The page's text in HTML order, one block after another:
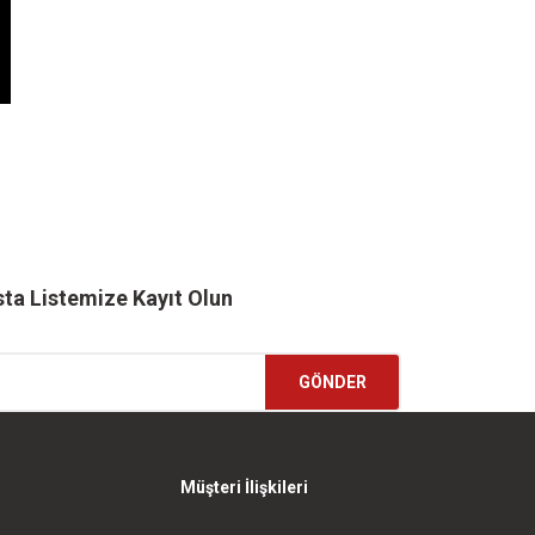
Listemize Kayıt Olun
GÖNDER
Müşteri İlişkileri